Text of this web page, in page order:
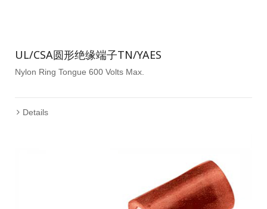
UL/CSA圆形绝缘端子TN/YAES
Nylon Ring Tongue 600 Volts Max.
Details